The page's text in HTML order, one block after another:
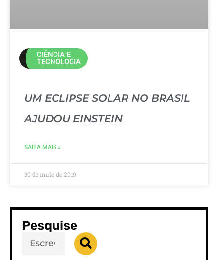
CIÊNCIA E
TECNOLOGIA
UM ECLIPSE SOLAR NO BRASIL
AJUDOU EINSTEIN
SAIBA MAIS »
30 de maio de 2019
Pesquise